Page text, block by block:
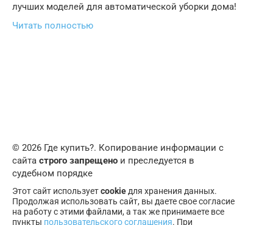
лучших моделей для автоматической уборки дома!
Читать полностью
© 2026 Где купить?. Копирование информации с
сайта строго запрещено и преследуется в
судебном порядке
Этот сайт используетcookie для хранения данных.
Продолжая использовать сайт, вы даете свое согласие
на работу с этими файлами, а так же принимаете все
пункты пользовательского соглашения. При